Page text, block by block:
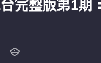
完整版第1